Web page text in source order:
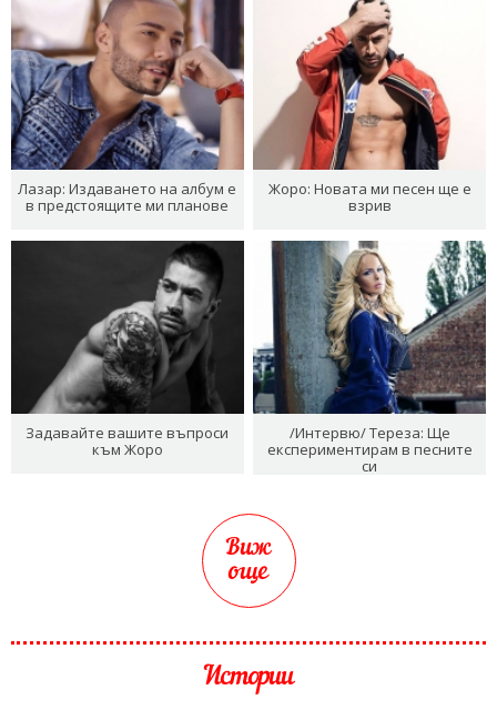
Лазар: Издаването на албум е
в предстоящите ми планове
Жоро: Новата ми песен ще е
взрив
Задавайте вашите въпроси
към Жоро
/Интервю/ Тереза: Ще
експериментирам в песните
си
Виж
още
Истории